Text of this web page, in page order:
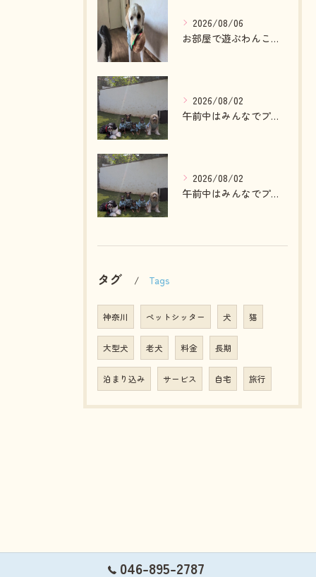
2026/08/06
お部屋で遊ぶわんこさん💓
2026/08/02
午前中はみんなでプール入ったりランで走って遊ぶわんこさん💓
2026/08/02
午前中はみんなでプール入ったりランで走って遊ぶわんこさん💓
タグ Tags
神奈川 ペットシッター 犬 猫
大型犬 老犬 料金 長期
泊まり込み サービス 自宅 旅行
046-895-2787